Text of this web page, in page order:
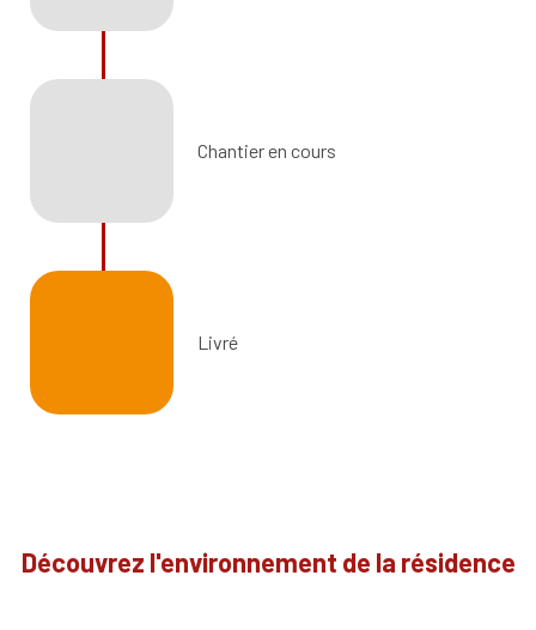
Chantier en cours
Livré
Découvrez l'environnement de la résidence